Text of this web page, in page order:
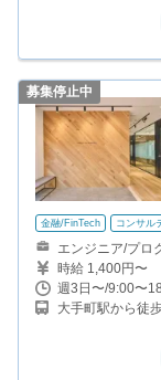
募集停止中
金融/FinTech コンサル
エンジニア/プロ
時給 1,400円〜
週3日〜/9:00〜
大手町駅から徒